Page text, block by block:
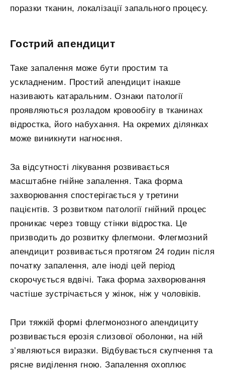
поразки тканин, локалізації запального процесу.
Гострий апендицит
Таке запалення може бути простим та
ускладненим. Простий апендицит інакше
називають катаральним. Ознаки патології
проявляються розладом кровообігу в тканинах
відростка, його набухання. На окремих ділянках
може виникнути нагноєння.
За відсутності лікування розвивається
масштабне гнійне запалення. Така форма
захворювання спостерігається у третини
пацієнтів. З розвитком патології гнійний процес
проникає через товщу стінки відростка. Це
призводить до розвитку флегмони. Флегмозний
апендицит розвивається протягом 24 годин після
початку запалення, але іноді цей період
скорочується вдвічі. Така форма захворювання
частіше зустрічається у жінок, ніж у чоловіків.
При тяжкій формі флегмонозного апендициту
розвивається ерозія слизової оболонки, на ній
з’являються виразки. Відбувається скупчення та
рясне виділення гною. Запалення охоплює